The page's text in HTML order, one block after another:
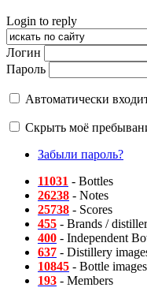
Login to reply
Логин
Пароль
Автоматически
Скрыть моё
Забыли пароль?
11031 - Bottles
26238 - Notes
25738 - Scores
455 - Brands /
400 - Independent
637 - Distillery
10845 - Bottle images
193 - Members